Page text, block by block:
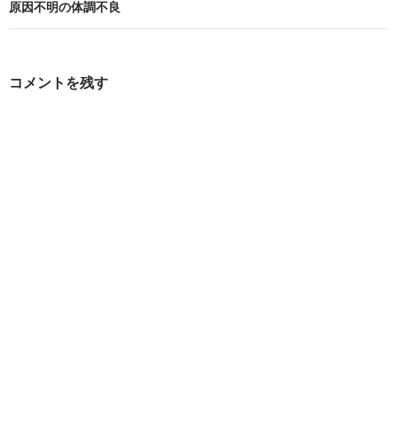
ビ
ゲ
原因不明の体調不良
コメントを残す